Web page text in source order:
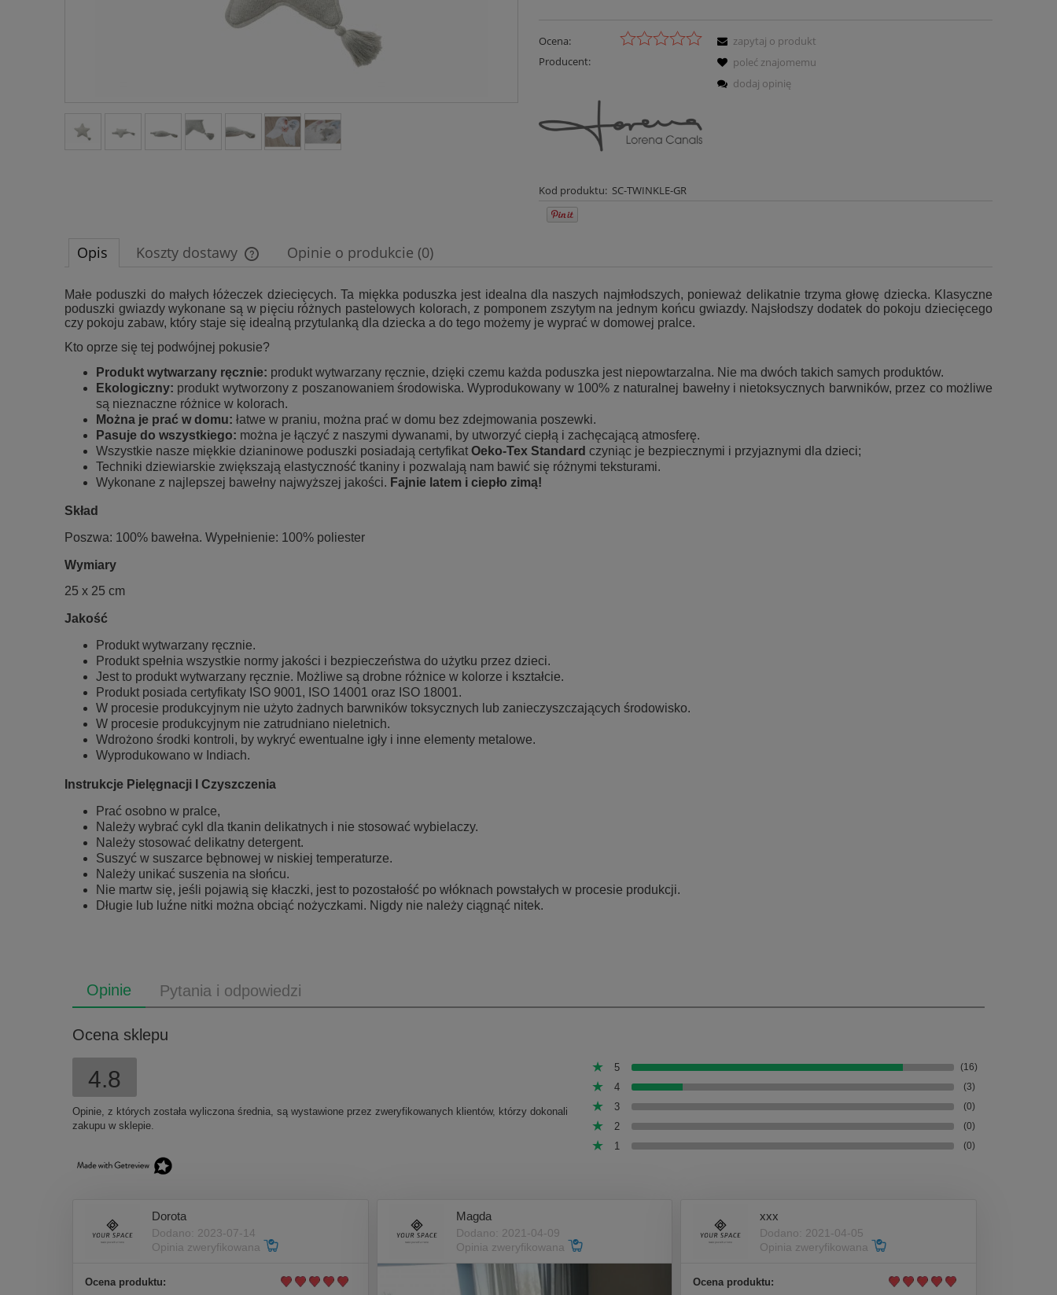
Ocena:
Producent:
Kod produktu: SC-TWINKLE-GR
zapytaj o produkt
poleć znajomemu
dodaj opinię
Opis Koszty dostawy
Cena nie zawiera ewentualnych kosztów
płatności
Opinie o produkcie (0)
Małe poduszki do małych łóżeczek dziecięcych. Ta miękka poduszka jest idealna dla naszych najmłodszych, ponieważ delikatnie trzyma głowę dziecka. Klasyczne
poduszki gwiazdy wykonane są w pięciu różnych pastelowych kolorach, z pomponem zszytym na jednym końcu gwiazdy. Najsłodszy dodatek do pokoju dziecięcego
czy pokoju zabaw, który staje się idealną przytulanką dla dziecka a do tego możemy je wyprać w domowej pralce.
Kto oprze się tej podwójnej pokusie?
Produkt wytwarzany ręcznie: produkt wytwarzany ręcznie, dzięki czemu każda poduszka jest niepowtarzalna. Nie ma dwóch takich samych produktów.
Ekologiczny: produkt wytworzony z poszanowaniem środowiska. Wyprodukowany w 100% z naturalnej bawełny i nietoksycznych barwników, przez co możliwe
są nieznaczne różnice w kolorach.
Można je prać w domu: łatwe w praniu, można prać w domu bez zdejmowania poszewki.
Pasuje do wszystkiego: można je łączyć z naszymi dywanami, by utworzyć ciepłą i zachęcającą atmosferę.
Wszystkie nasze miękkie dzianinowe poduszki posiadają certyfikat Oeko-Tex Standard czyniąc je bezpiecznymi i przyjaznymi dla dzieci;
Techniki dziewiarskie zwiększają elastyczność tkaniny i pozwalają nam bawić się różnymi teksturami.
Wykonane z najlepszej bawełny najwyższej jakości. Fajnie latem i ciepło zimą!
Skład
Poszwa: 100% bawełna. Wypełnienie: 100% poliester
Wymiary
25 x 25 cm
Jakość
Produkt wytwarzany ręcznie.
Produkt spełnia wszystkie normy jakości i bezpieczeństwa do użytku przez dzieci.
Jest to produkt wytwarzany ręcznie. Możliwe są drobne różnice w kolorze i kształcie.
Produkt posiada certyfikaty ISO 9001, ISO 14001 oraz ISO 18001.
W procesie produkcyjnym nie użyto żadnych barwników toksycznych lub zanieczyszczających środowisko.
W procesie produkcyjnym nie zatrudniano nieletnich.
Wdrożono środki kontroli, by wykryć ewentualne igły i inne elementy metalowe.
Wyprodukowano w Indiach.
Instrukcje Pielęgnacji I Czyszczenia
Prać osobno w pralce,
Należy wybrać cykl dla tkanin delikatnych i nie stosować wybielaczy.
Należy stosować delikatny detergent.
Suszyć w suszarce bębnowej w niskiej temperaturze.
Należy unikać suszenia na słońcu.
Nie martw się, jeśli pojawią się kłaczki, jest to pozostałość po włóknach powstałych w procesie produkcji.
Długie lub luźne nitki można obciąć nożyczkami. Nigdy nie należy ciągnąć nitek.
Opinie Pytania i odpowiedzi
Ocena sklepu
4.8
Opinie, z których została wyliczona średnia, są wystawione przez zweryfikowanych klientów, którzy dokonali
zakupu w sklepie.
5 (16)
4 (3)
3 (0)
2 (0)
1 (0)
Dorota
Dodano: 2023-07-14
Opinia zweryfikowana
Ocena produktu:
Magda
Dodano: 2021-04-09
Opinia zweryfikowana
xxx
Dodano: 2021-04-05
Opinia zweryfikowana
Ocena produktu: